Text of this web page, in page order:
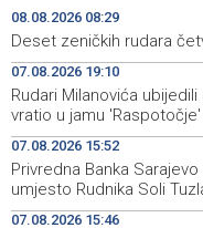
10:05
U BiH narednih
temperatura do 41 stepen
10:01
Danas dva
BiH
09:50
Jakšić: U četiri
25 miliona KM po osnovu
09:45 Književno veče sa
08.08.2026 08:29
Deset zeničkih rudara
07.08.2026 19:10
Rudari Milanovića
vratio u jamu 'Raspotočje'
07.08.2026 15:52
Privredna Banka
umjesto Rudnika Soli
07.08.2026 15:46